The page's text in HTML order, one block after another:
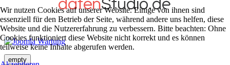
empty
Wir nutzen Cookies auf unserer Website. Einige von ihnen sind
essenziell für den Betrieb der Seite, während andere uns helfen, diese
Website und die Nutzererfahrung zu verbessern. Bitte beachten: Ohne
Cookies funktioniert diese Website nicht korrekt und es können
teilweise keine Inhalte abgerufen werden.